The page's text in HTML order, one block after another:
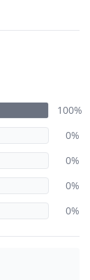
100%
0%
0%
0%
0%